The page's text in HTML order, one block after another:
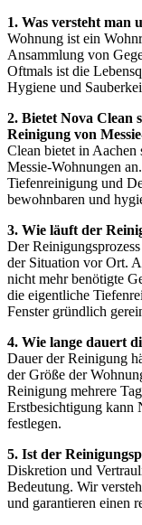
1. Was versteht man
Wohnung ist ein
Ansammlung von
Oftmals ist die
Hygiene und
2. Bietet Nova Clean
Reinigung von
Clean bietet in Aachen
Messie-Wohnungen
Tiefenreinigung und
bewohnbaren und
3. Wie läuft der
Der
der Situation vor Ort.
nicht mehr benötigte
die eigentliche
Fenster gründlich
4. Wie lange dauert
Dauer der Reinigung
der Größe der
Reinigung mehrere
Erstbesichtigung kann
festlegen.
5. Ist der
Diskretion und
Bedeutung. Wir
und garantieren einen